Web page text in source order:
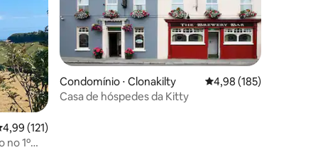
de uma avaliação média de 5, 121 avaliações
4,99 (121)
no 1º
Condomínio ⋅ Clonakilty 4,98 de uma avaliação
4,98 (185)
Casa de hóspedes da Kitty